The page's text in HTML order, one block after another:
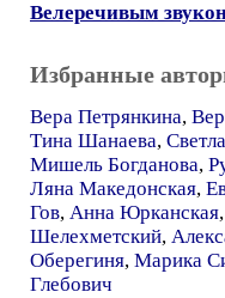
Велеречивым
Избранные
Вера Петрянкина,
Тина Шанаева,
Мишель Богданова,
Ляна Македонская,
Гов, Анна Юрканская,
Шелехметский,
Оберегиня, Марика
Глебович